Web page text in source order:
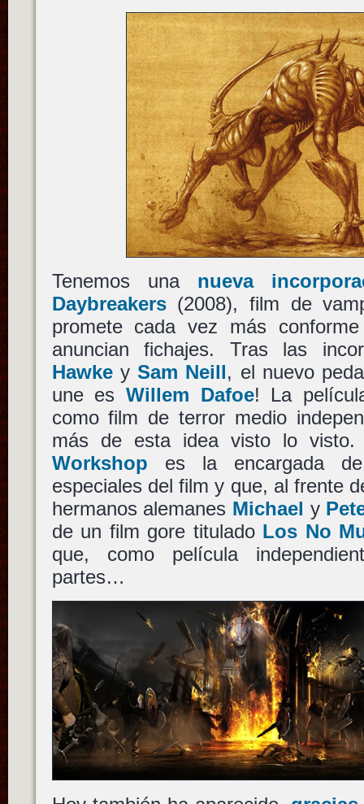
Tenemos una nueva
Daybreakers(2008), film de
promete cada vez más
anuncian fichajes. Tras las
HawkeySam Neill, el nuevo
une es Willem Dafoe! La
como film de terror medio
más de esta idea visto lo
Workshop es la encargada
especiales del film y que, al frente
hermanos alemanes Michael y
de un film gore titulado Los No
que, como película
partes…